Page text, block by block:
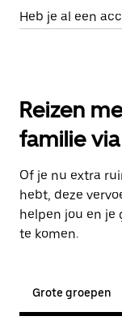
Heb je al een
Reizen
familie
Of je nu extra
hebt, deze
helpen jou en je
te komen.
Grote groepen